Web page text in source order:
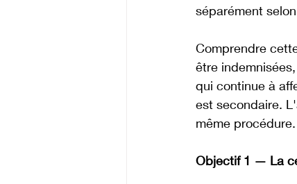
séparément
Comprendre
être
qui continue à
est secondaire.
même procédure.
Objectif 1 — La